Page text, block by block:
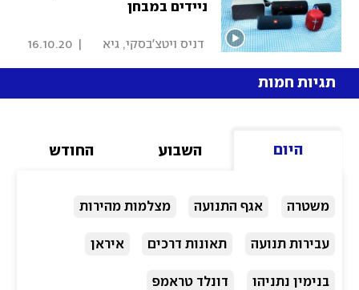
ניידים במבחן
16.10.20
תגיות חמות
היום השבוע החודש
משטרה אגף התנועה מצלמות מהירות
עבירות תנועה תאונות דרכים איראן
בנימין נתניהו דונלד טראמפ